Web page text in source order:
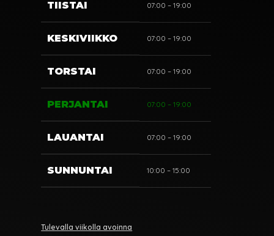
TIISTAI 07:00 – 19:00
KESKIVIIKKO 07:00 – 19:00
TORSTAI 07:00 – 19:00
PERJANTAI 07:00 – 19:00
LAUANTAI 07:00 – 19:00
SUNNUNTAI 10:00 – 15:00
Tulevalla viikolla avoinna